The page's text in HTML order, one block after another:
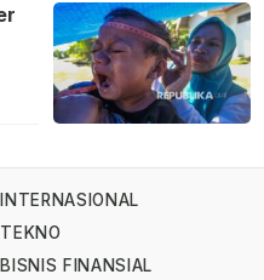
INTERNASIONAL
TEKNO
BISNIS FINANSIAL